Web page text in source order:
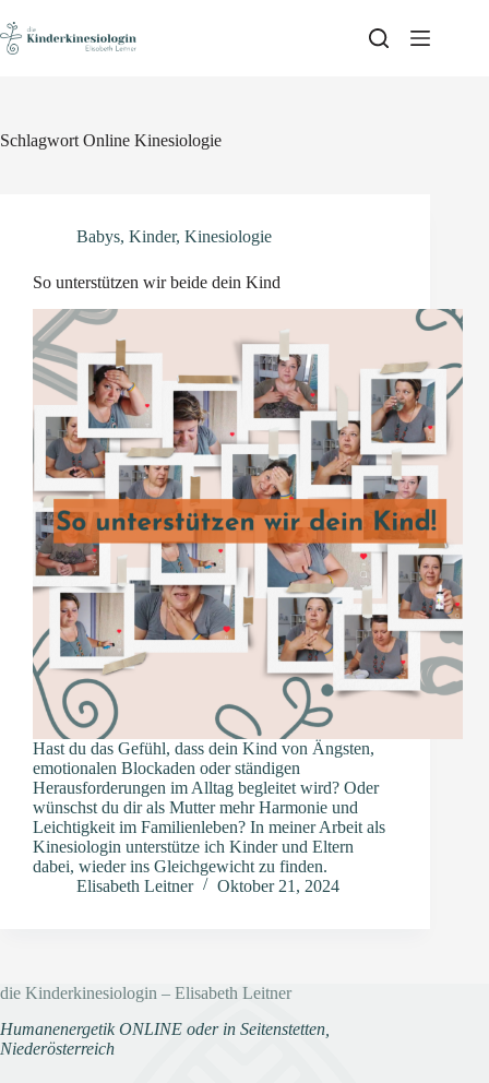
to
content
Schlagwort Online Kinesiologie
Babys, Kinder, Kinesiologie
So unterstützen wir beide dein Kind
Hast du das Gefühl, dass dein Kind von Ängsten,
emotionalen Blockaden oder ständigen
Herausforderungen im Alltag begleitet wird? Oder
wünschst du dir als Mutter mehr Harmonie und
Leichtigkeit im Familienleben? In meiner Arbeit als
Kinesiologin unterstütze ich Kinder und Eltern
dabei, wieder ins Gleichgewicht zu finden.
Elisabeth Leitner
Oktober 21, 2024
die Kinderkinesiologin – Elisabeth Leitner
Humanenergetik ONLINE oder in Seitenstetten,
Niederösterreich